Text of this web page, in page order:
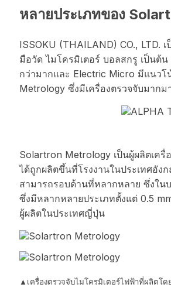
หลายประเภทของ
ISSOKU (THAILAND) CO., LTD.
มือวัด ไมโครมิเตอร์ บอลสกรู เป็น
กว่ามากและ Electric Micro มีแนวโ
Metrology ซึ่งมีเครื่องตรวจจับมาก
Solartron Metrology เป็นผู้ผลิตเค
ได้ถูกผลิตขึ้นที่โรงงานในประเทศอั
สามารถรอบด้านที่หลากหลาย ซึ่งใน
ซึ่งมีหลากหลายประเภทตั้งแต่ 0.5
ผู้ผลิตในประเทศญี่ปุ่น
▲เครื่องตรวจจับไมโครมิเตอร์ไฟฟ้าที่ผลิตโ